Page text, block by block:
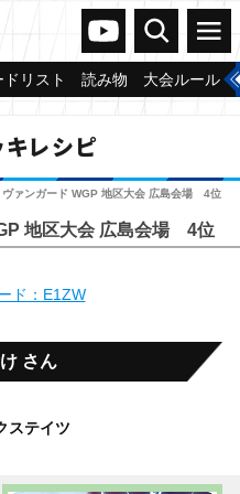
ヴァンガードch
検索 メニュー
ドリスト 読み物 大会ルール
レシピ
ヴァンガード WGP 地区大会 広島会場 4位
地区大会 広島会場 4位
ド：E1ZW
さん
ステイツ